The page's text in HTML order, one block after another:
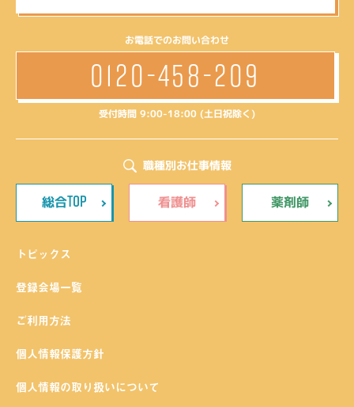
お電話でのお問い合わせ
0120-458-209
受付時間 9:00-18:00 (土日祝除く)
職種別お仕事情報
総合TOP 看護師 薬剤師
トピックス
登録会場一覧
ご利用方法
個人情報保護方針
個人情報の取り扱いについて